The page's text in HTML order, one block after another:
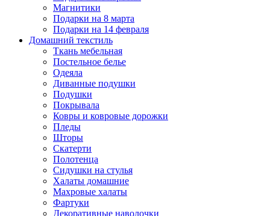
Магнитики
Подарки на 8 марта
Подарки на 14 февраля
Домашний текстиль
Ткань мебельная
Постельное белье
Одеяла
Диванные подушки
Подушки
Покрывала
Ковры и ковровые дорожки
Пледы
Шторы
Скатерти
Полотенца
Сидушки на стулья
Халаты домашние
Махровые халаты
Фартуки
Декоративные наволочки